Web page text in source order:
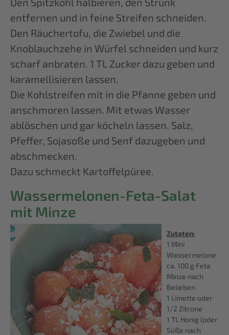
entfernen und in feine Streifen schneiden.
Den Räuchertofu, die Zwiebel und die
Knoblauchzehe in Würfel schneiden und kurz
scharf anbraten. 1 TL Zucker dazu geben und
karamellisieren lassen.
Die Kohlstreifen mit in die Pfanne geben und
anschmoren lassen. Mit etwas Wasser
ablöschen und gar köcheln lassen. Salz,
Pfeffer, Sojasoße und Senf dazugeben und
abschmecken.
Dazu schmeckt Kartoffelpüree.
Wassermelonen-Feta-Salat
mit Minze
Zutaten:
1 Mini
Wassermelone
ca. 100 g Feta
Minze nach
Belieben
1 Limette oder
1/2 Zitrone
1 TL Honig (oder
Süße nach